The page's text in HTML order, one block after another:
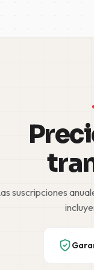
suscripciones